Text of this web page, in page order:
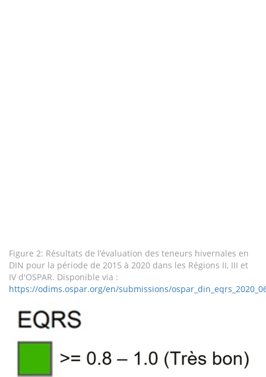
Figure 2: Résultats de l’évaluation des teneurs hivernales en
DIN pour la période de 2015 à 2020 dans les Régions II, III et
IV d'OSPAR. Disponible via :
https://odims.ospar.org/en/submissions/